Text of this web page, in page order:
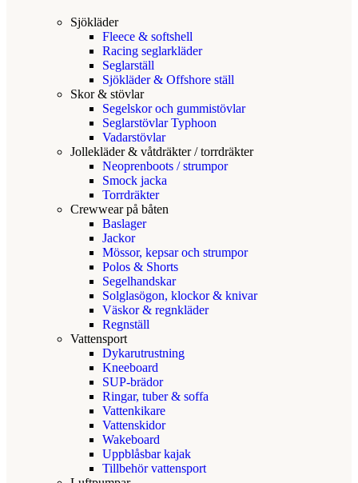
Sjökläder
Fleece & softshell
Racing seglarkläder
Seglarställ
Sjökläder & Offshore ställ
Skor & stövlar
Segelskor och gummistövlar
Seglarstövlar Typhoon
Vadarstövlar
Jollekläder & våtdräkter / torrdräkter
Neoprenboots / strumpor
Smock jacka
Torrdräkter
Crewwear på båten
Baslager
Jackor
Mössor, kepsar och strumpor
Polos & Shorts
Segelhandskar
Solglasögon, klockor & knivar
Väskor & regnkläder
Regnställ
Vattensport
Dykarutrustning
Kneeboard
SUP-brädor
Ringar, tuber & soffa
Vattenkikare
Vattenskidor
Wakeboard
Uppblåsbar kajak
Tillbehör vattensport